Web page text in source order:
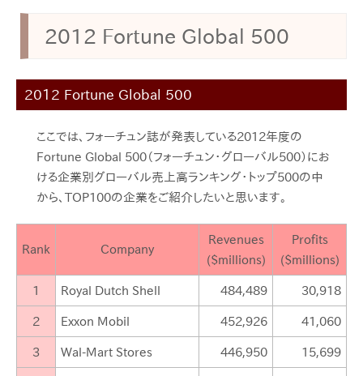
2012 Fortune Global 500
2012 Fortune Global 500
ここでは、フォーチュン誌が発表している2012年度の
Fortune Global 500（フォーチュン・グローバル500）にお
ける企業別グローバル売上高ランキング・トップ500の中
から、TOP100の企業をご紹介したいと思います。
Rank Company
Revenues
($millions)
Profits
($millions)
1 Royal Dutch Shell 484,489 30,918
2 Exxon Mobil 452,926 41,060
3 Wal-Mart Stores 446,950 15,699